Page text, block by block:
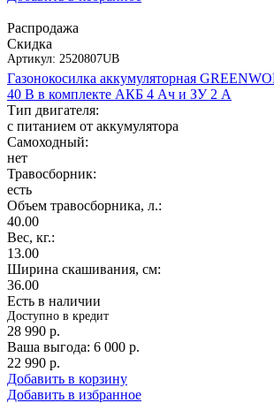
Распродажа
Скидка
Артикул: 2520807UB
Газонокосилка аккумуляторная
40 В в комплекте АКБ 4 Ач и ЗУ 2 А
Тип двигателя:
с питанием от аккумулятора
Самоходный:
нет
Травосборник:
есть
Объем травосборника, л.:
40.00
Вес, кг.:
13.00
Ширина скашивания, см:
36.00
Есть в наличии
Доступно в кредит
28 990 р.
Ваша выгода: 6 000 р.
22 990 р.
Добавить в корзину
Добавить в избранное